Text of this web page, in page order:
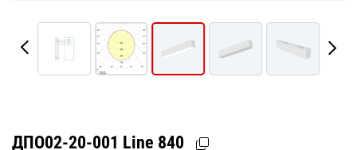
ДПО02-20-001 Line 840